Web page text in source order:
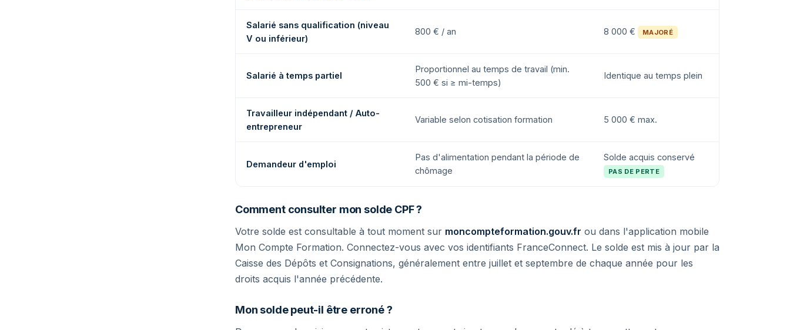
Salarié sans qualification (niveau
V ou inférieur)
800 € / an 8 000 € MAJORÉ
Salarié à temps partiel
Proportionnel au temps de travail (min.
500 € si ≥ mi-temps)
Identique au temps plein
Travailleur indépendant / Auto-
entrepreneur
Variable selon cotisation formation 5 000 € max.
Demandeur d'emploi
Pas d'alimentation pendant la période de
chômage
Solde acquis conservé
PAS DE PERTE
Comment consulter mon solde CPF ?
Votre solde est consultable à tout moment sur moncompteformation.gouv.fr ou dans l'application mobile
Mon Compte Formation. Connectez-vous avec vos identifiants FranceConnect. Le solde est mis à jour par la
Caisse des Dépôts et Consignations, généralement entre juillet et septembre de chaque année pour les
droits acquis l'année précédente.
Mon solde peut-il être erroné ?